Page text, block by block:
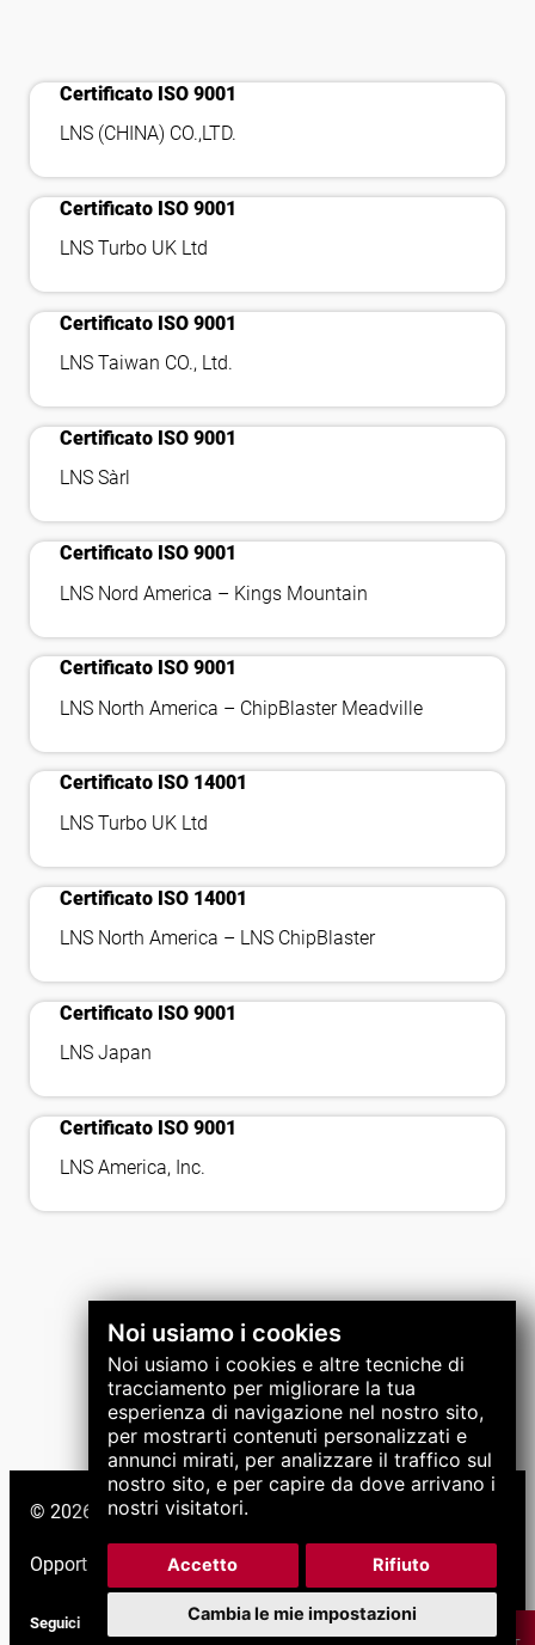
Noi usiamo i cookies
Noi usiamo i cookies e altre tecniche di
tracciamento per migliorare la tua
esperienza di navigazione nel nostro sito,
per mostrarti contenuti personalizzati e
annunci mirati, per analizzare il traffico sul
nostro sito, e per capire da dove arrivano i
nostri visitatori.
Accetto Rifiuto
Cambia le mie impostazioni
bookmark_check
Certificato ISO 9001
LNS (CHINA) CO.,LTD.bookmark_check
Certificato ISO 9001
LNS Turbo UK Ltdbookmark_check
Certificato ISO 9001
LNS Taiwan CO., Ltd.bookmark_check
Certificato ISO 9001
LNS Sàrl
bookmark_check
Certificato ISO 9001
LNS Nord America – Kings Mountain
bookmark_check
Certificato ISO 9001
LNS North America – ChipBlaster Meadville
bookmark_check
Certificato ISO 14001
LNS Turbo UK Ltdbookmark_check
Certificato ISO 14001
LNS North America – LNS ChipBlaster
bookmark_check
Certificato ISO 9001
LNS Japan
bookmark_check
Certificato ISO 9001
LNS America, Inc.
© 2026 Gruppo LNS. Tutti i diritti riservati.
Opportunità di lavoro|Supporto
Seguici